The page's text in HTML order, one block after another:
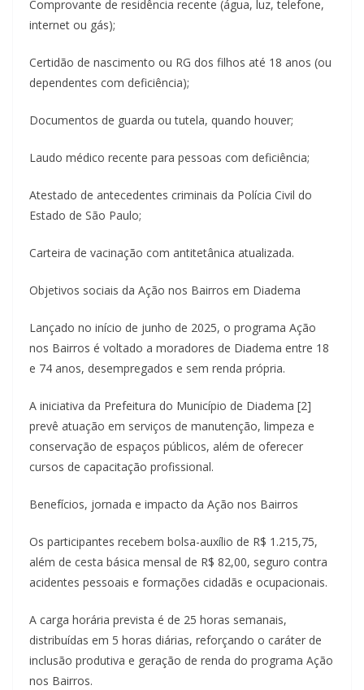
Comprovante de residência recente (água, luz, telefone,
internet ou gás);
Certidão de nascimento ou RG dos filhos até 18 anos (ou
dependentes com deficiência);
Documentos de guarda ou tutela, quando houver;
Laudo médico recente para pessoas com deficiência;
Atestado de antecedentes criminais da Polícia Civil do
Estado de São Paulo;
Carteira de vacinação com antitetânica atualizada.
Objetivos sociais da Ação nos Bairros em Diadema
Lançado no início de junho de 2025, o programa Ação
nos Bairros é voltado a moradores de Diadema entre 18
e 74 anos, desempregados e sem renda própria.
A iniciativa da Prefeitura do Município de Diadema [2]
prevê atuação em serviços de manutenção, limpeza e
conservação de espaços públicos, além de oferecer
cursos de capacitação profissional.
Benefícios, jornada e impacto da Ação nos Bairros
Os participantes recebem bolsa-auxílio de R$ 1.215,75,
além de cesta básica mensal de R$ 82,00, seguro contra
acidentes pessoais e formações cidadãs e ocupacionais.
A carga horária prevista é de 25 horas semanais,
distribuídas em 5 horas diárias, reforçando o caráter de
inclusão produtiva e geração de renda do programa Ação
nos Bairros.